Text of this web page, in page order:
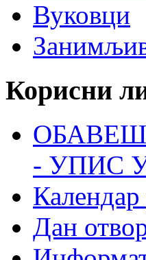
Вуковци
Корисни
- УПИС
Дан